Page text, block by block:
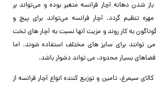
شدن دهانه آچار فرانسه متغیر بوده و می‌تواند بر
تنظیم گردد. آچار فرانسه می‌تواند برای پیچ و
به کار روند و مزیت آنها نسبت به آچار های تخت
توانند برای سایز های مختلف استفاده شوند. اما
فضاهای بسیار محدود، می تواند دشوار باشد.
کالای سیمرغ، تامین و توزیع کننده انواع آچار فرانسه از